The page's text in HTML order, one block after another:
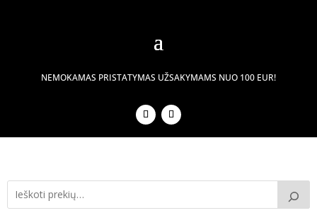
NEMOKAMAS PRISTATYMAS UŽSAKYMAMS NUO 100 EUR!